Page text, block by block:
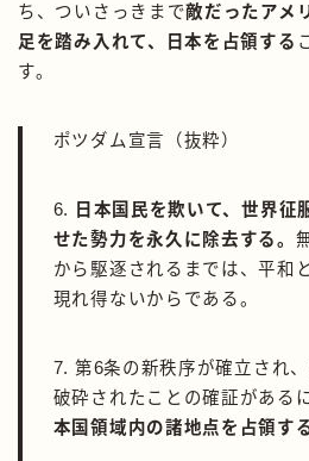
ち、ついさっきまで敵だったアメ
足を踏み入れて、日本を占領する
す。
ポツダム宣言（抜粋）
6.
日本国民を欺いて、世界征
せた勢力を永久に除去する。
から駆逐されるまでは、平和
現れ得ないからである。
7. 第6条の新秩序が確立され
破砕されたことの確証がある
本国領域内の諸地点を占領す